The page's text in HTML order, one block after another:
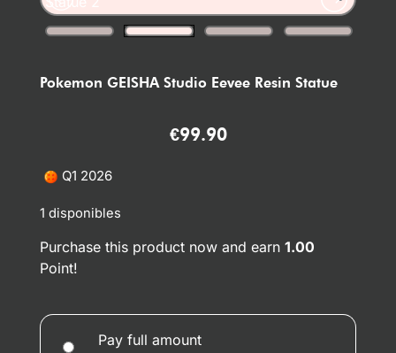
Pokemon GEISHA Studio Eevee Resin Statue
€99.90
Q1 2026
1 disponibles
Purchase this product now and earn 1.00
Point!
Pay full amount